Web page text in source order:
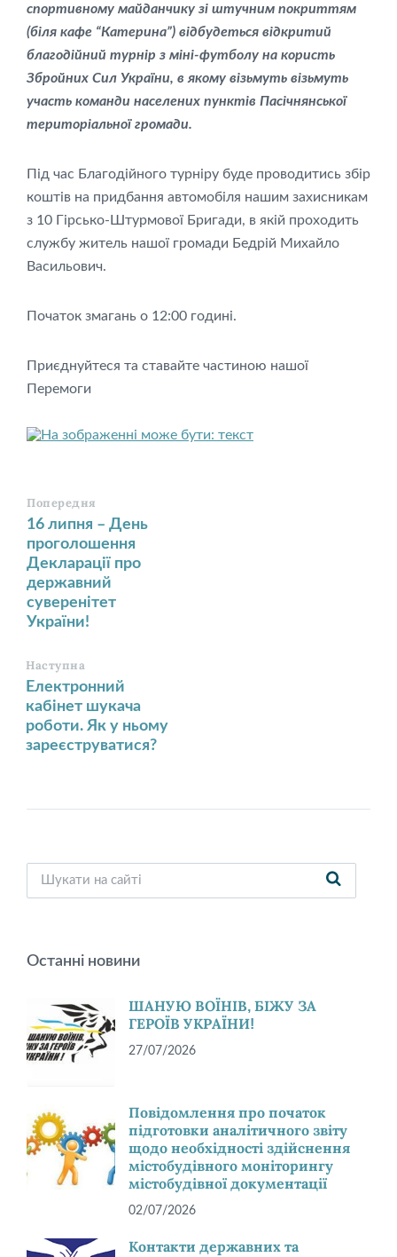
спортивному майданчику зі штучним покриттям
(біля кафе “Катерина”) відбудеться відкритий
благодійний турнір з міні-футболу на користь
Збройних Сил України, в якому візьмуть візьмуть
участь команди населених пунктів Пасічнянської
територіальної громади.
Під час Благодійного турніру буде проводитись збір
коштів на придбання автомобіля нашим захисникам
з 10 Гірсько-Штурмової Бригади, в якій проходить
службу житель нашої громади Бедрій Михайло
Васильович.
Початок змагань о 12:00 годині.
Приєднуйтеся та ставайте частиною нашої
Перемоги
Попередня
16 липня – День
проголошення
Декларації про
державний
суверенітет
України!
Наступна
Електронний
кабінет шукача
роботи. Як у ньому
зареєструватися?
Останні новини
ШАНУЮ ВОЇНІВ, БІЖУ ЗА
ГЕРОЇВ УКРАЇНИ!
27/07/2026
Повідомлення про початок
підготовки аналітичного звіту
щодо необхідності здійснення
містобудівного моніторингу
містобудівної документації
02/07/2026
Контакти державних та